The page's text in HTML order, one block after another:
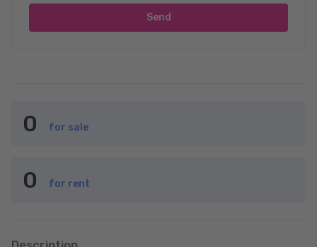
Send
0 for sale
0 for rent